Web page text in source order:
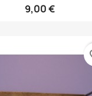
9,00 €